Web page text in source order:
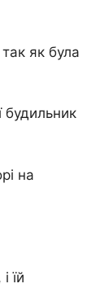
як була
будильник
на
їй